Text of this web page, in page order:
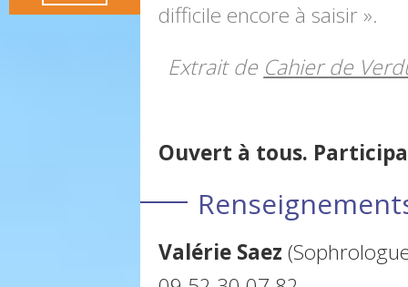
difficile encore à saisir ».
Extrait de Cahier de
Ouvert à tous.
Valérie Saez